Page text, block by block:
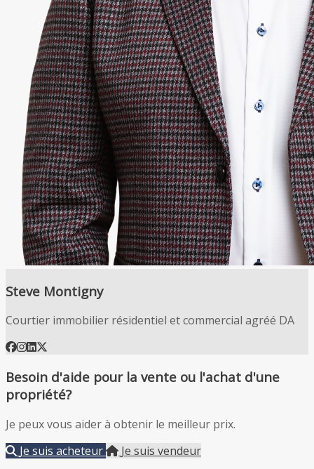
Steve Montigny
Courtier immobilier résidentiel et commercial agréé DA
Besoin d'aide pour la vente ou l'achat d'une
propriété?
Je peux vous aider à obtenir le meilleur prix.
Je suis acheteur
Je suis vendeur